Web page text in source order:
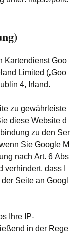
Kartendienst Goo
Limited („Goo
4, Irland.
zu gewährleiste
diese Website d
zu den Ser
Sie Google M
nach Art. 6 Abs
verhindert, dass I
Seite an Googl
Ihre IP-
in der Rege